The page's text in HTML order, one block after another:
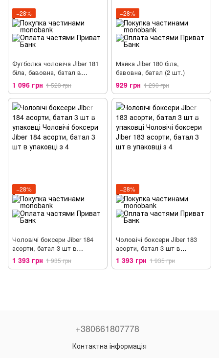
−28%
Футболка чоловіча Jiber 181
біла, бавовна, батал в
упаковці
1 096 грн 1 523 грн
−28%
Майка Jiber 180 біла,
бавовна, батал (2 шт.)
929 грн 1 290 грн
−28%
Чоловічі боксери Jiber 184
асорти, батал 3 шт в
упаковці
1 393 грн 1 935 грн
−28%
Чоловічі боксери Jiber 183
асорти, батал 3 шт в
упаковці
1 393 грн 1 935 грн
+380661807778
Контактна інформація